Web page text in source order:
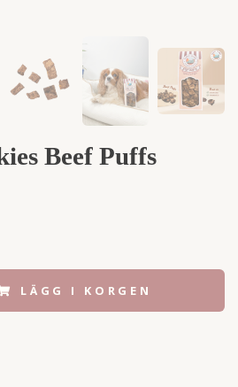
Beef Puffs
LÄGG I KORGEN